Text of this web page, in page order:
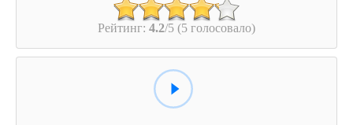
Рейтинг: 4.2/5 (5 голосовало)